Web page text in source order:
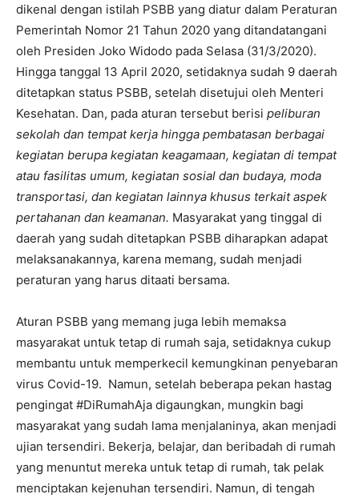
dikenal dengan istilah PSBB yang diatur dalam Peraturan
Pemerintah Nomor 21 Tahun 2020 yang ditandatangani
oleh Presiden Joko Widodo pada Selasa (31/3/2020).
Hingga tanggal 13 April 2020, setidaknya sudah 9 daerah
ditetapkan status PSBB, setelah disetujui oleh Menteri
Kesehatan. Dan, pada aturan tersebut berisi peliburan
sekolah dan tempat kerja hingga pembatasan berbagai
kegiatan berupa kegiatan keagamaan, kegiatan di tempat
atau fasilitas umum, kegiatan sosial dan budaya, moda
transportasi, dan kegiatan lainnya khusus terkait aspek
pertahanan dan keamanan. Masyarakat yang tinggal di
daerah yang sudah ditetapkan PSBB diharapkan adapat
melaksanakannya, karena memang, sudah menjadi
peraturan yang harus ditaati bersama.
Aturan PSBB yang memang juga lebih memaksa
masyarakat untuk tetap di rumah saja, setidaknya cukup
membantu untuk memperkecil kemungkinan penyebaran
virus Covid-19. Namun, setelah beberapa pekan hastag
pengingat #DiRumahAja digaungkan, mungkin bagi
masyarakat yang sudah lama menjalaninya, akan menjadi
ujian tersendiri. Bekerja, belajar, dan beribadah di rumah
yang menuntut mereka untuk tetap di rumah, tak pelak
menciptakan kejenuhan tersendiri. Namun, di tengah